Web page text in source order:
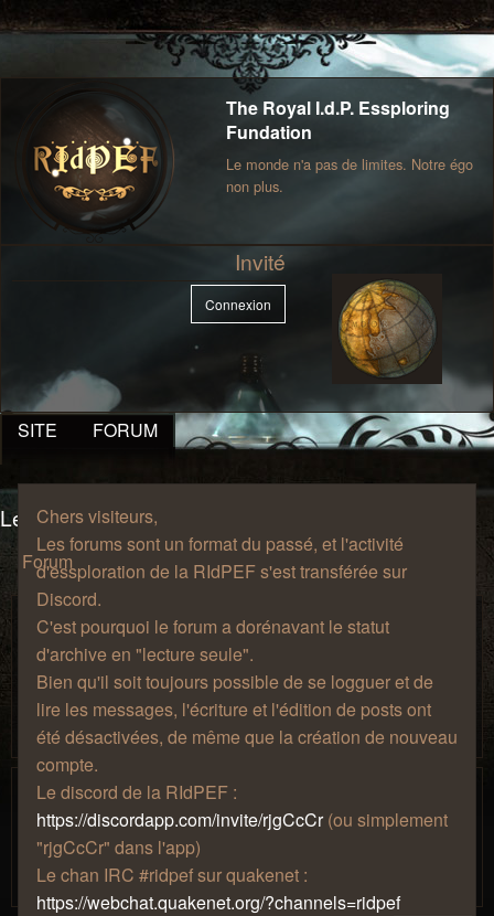
The Royal I.d.P. Essploring
Fundation
Le monde n'a pas de limites. Notre égo
non plus.
Invité
Connexion
SITE FORUM
Chers visiteurs,
Les forums sont un format du passé, et l'activité
d'essploration de la RIdPEF s'est transférée sur
Discord.
C'est pourquoi le forum a dorénavant le statut
d'archive en "lecture seule".
Bien qu'il soit toujours possible de se logguer et de
lire les messages, l'écriture et l'édition de posts ont
été désactivées, de même que la création de nouveau
compte.
Le discord de la RIdPEF :
https://discordapp.com/invite/rjgCcCr(ou simplement
"rjgCcCr" dans l'app)
Le chan IRC #ridpef sur quakenet :
https://webchat.quakenet.org/?channels=ridpef
Les salons du manoir Von Mortekai
Forum
Discussions au coin du feu
Prenez une chopine, installez-vous confortablement sur un
fauteuil à côté de la cheminée, puis discutez de tout, de
rien, et de n'importe quoi ! Votre musique préférée, vos
passions les plus étranges, votre amour pour le café, tout
ceci a sa place ici.
Jeux-vidéo
Parce que les jeux-vidéo c'est sympa. Si vous vouler jouer
ensemble, participer à la vie de notre serveur minecraft,
présenter votre collection ou parler de votre jeu du
moment, c'est l'endroit !